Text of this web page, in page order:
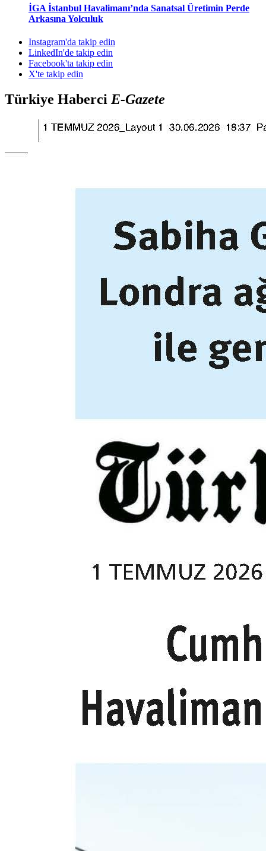
İGA İstanbul Havalimanı’nda Sanatsal Üretimin Perde
Arkasına Yolculuk
Instagram'da takip edin
LinkedIn'de takip edin
Facebook'ta takip edin
X'te takip edin
Türkiye Haberci E-Gazete